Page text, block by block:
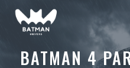
Aller
BATMAN 4